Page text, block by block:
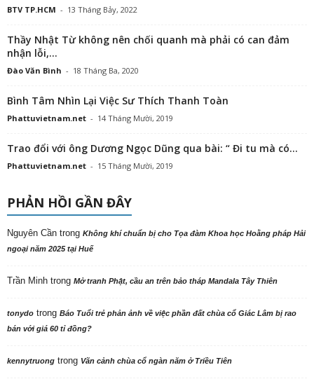
BTV TP.HCM - 13 Tháng Bảy, 2022
Thầy Nhật Từ không nên chối quanh mà phải có can đảm
nhận lỗi,...
Đào Văn Bình - 18 Tháng Ba, 2020
Bình Tâm Nhìn Lại Việc Sư Thích Thanh Toàn
Phattuvietnam.net - 14 Tháng Mười, 2019
Trao đổi với ông Dương Ngọc Dũng qua bài: “ Đi tu mà có...
Phattuvietnam.net - 15 Tháng Mười, 2019
PHẢN HỒI GẦN ĐÂY
Nguyên Cần trong Không khí chuẩn bị cho Tọa đàm Khoa học Hoằng pháp Hải
ngoại năm 2025 tại Huế
Trần Minh trong Mở tranh Phật, cầu an trên bảo tháp Mandala Tây Thiên
tonydo trong Báo Tuổi trẻ phản ảnh về việc phần đất chùa cổ Giác Lâm bị rao
bán với giá 60 tỉ đồng?
kennytruong trong Vãn cảnh chùa cổ ngàn năm ở Triều Tiên